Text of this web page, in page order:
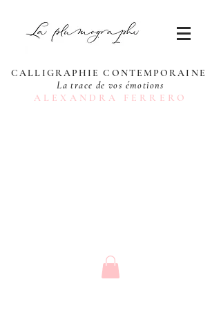
CALLIGRAPHIE CONTEMPORAINE
La trace de vos émotions
ALEXANDRA FERRERO